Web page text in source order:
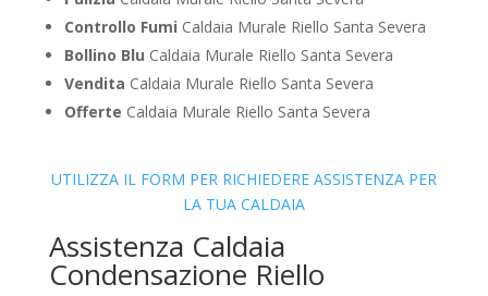
Controllo Fumi Caldaia Murale Riello Santa Severa
Bollino Blu Caldaia Murale Riello Santa Severa
Vendita Caldaia Murale Riello Santa Severa
Offerte Caldaia Murale Riello Santa Severa
UTILIZZA IL FORM PER RICHIEDERE ASSISTENZA PER
LA TUA CALDAIA
Assistenza Caldaia
Condensazione Riello